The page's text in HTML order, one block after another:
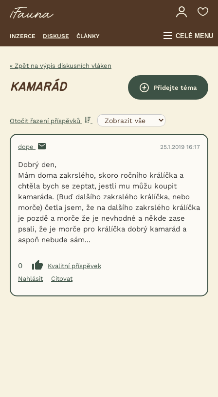
INZERCE DISKUSE ČLÁNKY CELÉ MENU
« Zpět na výpis diskusních vláken
KAMARÁD Přidejte téma
Otočit řazení příspěvků
dope 25.1.2019 16:17
Dobrý den,
Mám doma zakrslého, skoro ročního králíčka a
chtěla bych se zeptat, jestli mu můžu koupit
kamaráda. (Buď dalšího zakrslého králíčka, nebo
morče) četla jsem, že na dalšího zakrslého králíčka
je pozdě a morče že je nevhodné a někde zase
psali, že je morče pro králíčka dobrý kamarád a
aspoň nebude sám...
0
Kvalitní příspěvek
Nahlásit
Citovat